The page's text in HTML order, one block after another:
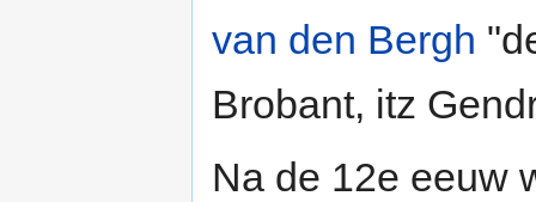
van den Bergh
Brobant, itz
Na de 12e eeuw